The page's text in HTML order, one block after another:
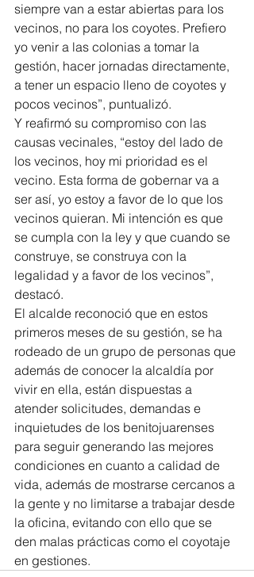
siempre van a estar abiertas para los
vecinos, no para los coyotes. Prefiero
yo venir a las colonias a tomar la
gestión, hacer jornadas directamente,
a tener un espacio lleno de coyotes y
pocos vecinos”, puntualizó.
Y reafirmó su compromiso con las
causas vecinales, “estoy del lado de
los vecinos, hoy mi prioridad es el
vecino. Esta forma de gobernar va a
ser así, yo estoy a favor de lo que los
vecinos quieran. Mi intención es que
se cumpla con la ley y que cuando se
construye, se construya con la
legalidad y a favor de los vecinos”,
destacó.
El alcalde reconoció que en estos
primeros meses de su gestión, se ha
rodeado de un grupo de personas que
además de conocer la alcaldía por
vivir en ella, están dispuestas a
atender solicitudes, demandas e
inquietudes de los benitojuarenses
para seguir generando las mejores
condiciones en cuanto a calidad de
vida, además de mostrarse cercanos a
la gente y no limitarse a trabajar desde
la oficina, evitando con ello que se
den malas prácticas como el coyotaje
en gestiones.